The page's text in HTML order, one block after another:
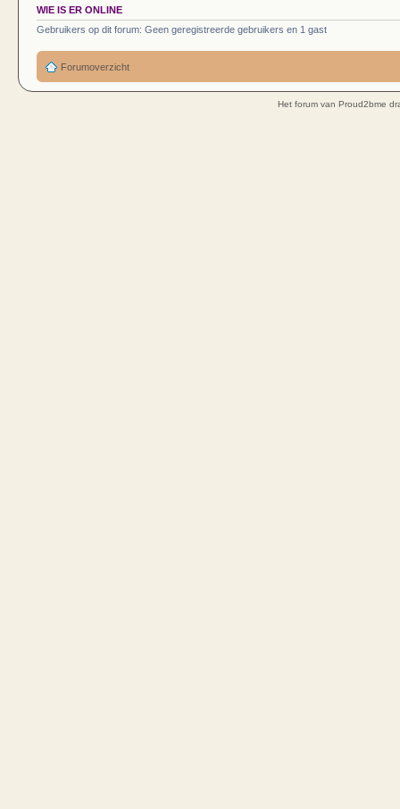
WIE IS ER ONLINE
Gebruikers op dit forum: Geen geregistreerde gebruikers en 1 gast
Forumoverzicht
Het forum van Proud2bme